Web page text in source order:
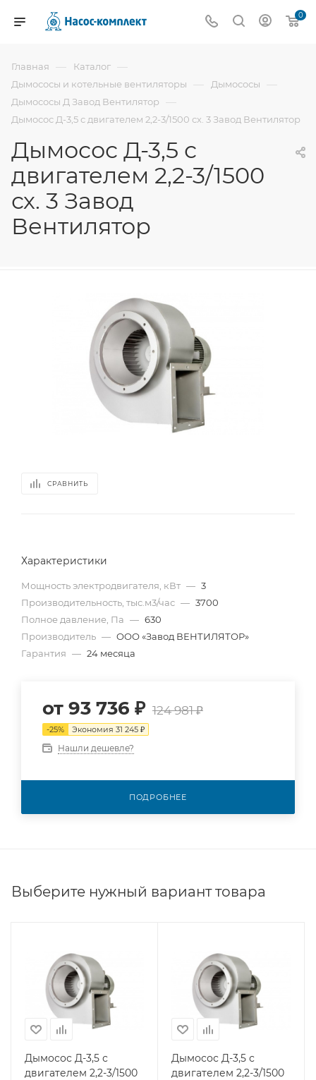
0
Главная — Каталог —
Дымососы и котельные вентиляторы — Дымососы —
Дымососы Д Завод Вентилятор —
Дымосос Д-3,5 с двигателем 2,2-3/1500 сх. 3 Завод Вентилятор
Дымосос Д-3,5 с
двигателем 2,2-3/1500
сх. 3 Завод
Вентилятор
СРАВНИТЬ
Характеристики
Мощность электродвигателя, кВт — 3
Производительность, тыс.м3/час — 3700
Полное давление, Па — 630
Производитель — OOO «Завод ВЕНТИЛЯТОР»
Гарантия — 24 месяца
от 93 736 ₽ 124 981 ₽
-25% Экономия 31 245 ₽
Нашли дешевле?
ПОДРОБНЕЕ
Выберите нужный вариант товара
Дымосос Д-3,5 с
двигателем 2,2-3/1500
Дымосос Д-3,5 с
двигателем 2,2-3/1500